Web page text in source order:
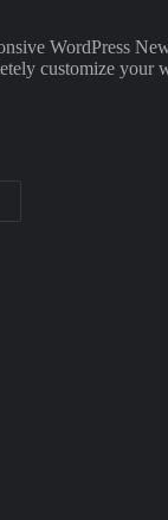
WordPress
customize your